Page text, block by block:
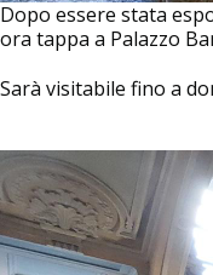
Dopo essere stata
ora tappa a Palazzo
Sarà visitabile fino a